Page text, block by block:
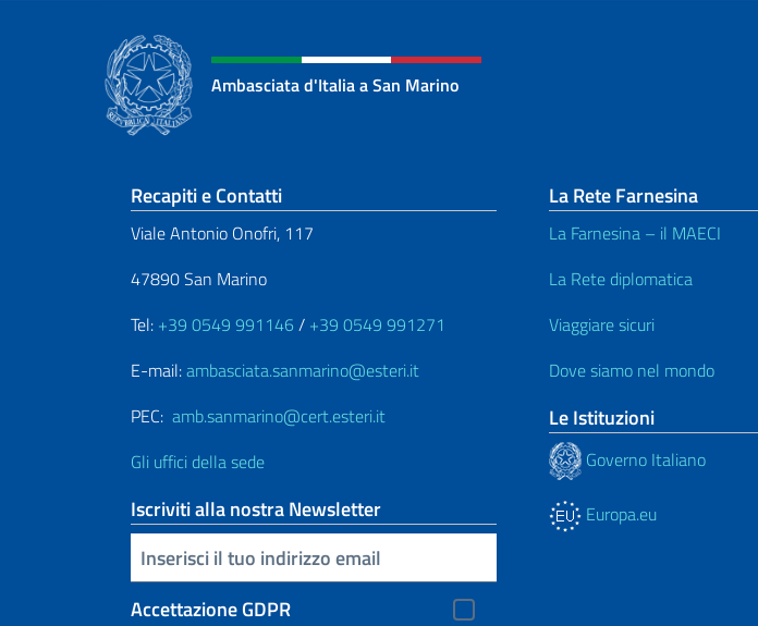
Ambasciata d'Italia a San Marino
Sezione footer
Recapiti e Contatti
Viale Antonio Onofri, 117
47890 San Marino
Tel: +39 0549 991146 / +39 0549 991271
E-mail:ambasciata.sanmarino@esteri.it
PEC: amb.sanmarino@cert.esteri.it
Gli uffici della sede
Iscriviti alla nostra Newsletter
Inserisci la tua email
Accettazione GDPR
La Rete Farnesina
La Farnesina – il MAECI
La Rete diplomatica
Viaggiare sicuri
Dove siamo nel mondo
Le Istituzioni
Governo Italiano
Europa.eu